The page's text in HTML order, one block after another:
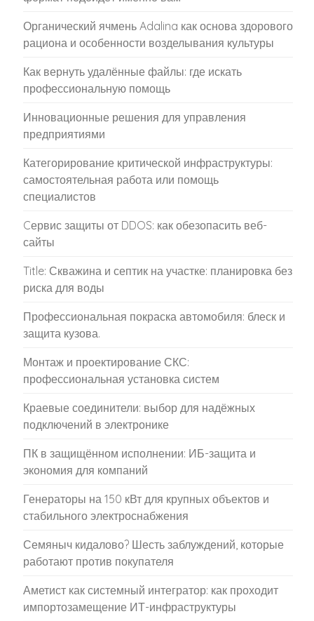
Органический ячмень Adalina как основа здорового
рациона и особенности возделывания культуры
Как вернуть удалённые файлы: где искать
профессиональную помощь
Инновационные решения для управления
предприятиями
Категорирование критической инфраструктуры:
самостоятельная работа или помощь
специалистов
Cервис защиты от DDOS: как обезопасить веб-
сайты
Title: Скважина и септик на участке: планировка без
риска для воды
Профессиональная покраска автомобиля: блеск и
защита кузова.
Монтаж и проектирование СКС:
профессиональная установка систем
Краевые соединители: выбор для надёжных
подключений в электронике
ПК в защищённом исполнении: ИБ-защита и
экономия для компаний
Генераторы на 150 кВт для крупных объектов и
стабильного электроснабжения
Семяныч кидалово? Шесть заблуждений, которые
работают против покупателя
Аметист как системный интегратор: как проходит
импортозамещение ИТ-инфраструктуры